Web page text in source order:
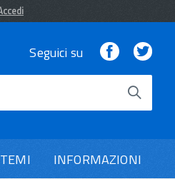
Seguici su Facebook
TEMI INFORMAZIONI